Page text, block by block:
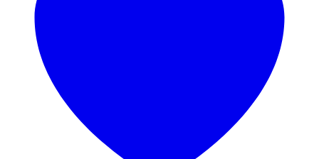
02J)
BOTTOM
MOUNT